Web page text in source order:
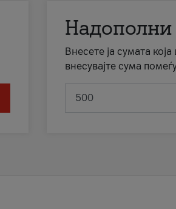
Надополни
Внесете ја сумата
внесувајте сума